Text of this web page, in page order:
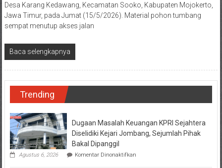
Desa Karang Kedawang, Kecamatan Sooko, Kabupaten Mojokerto,
Jawa Timur, pada Jumat (15/5/2026). Material pohon tumbang
sempat menutup akses jalan
Baca selengkapnya
Trending
Dugaan Masalah Keuangan KPRI Sejahtera
Diselidiki Kejari Jombang, Sejumlah Pihak
Bakal Dipanggil
Agustus 6, 2026 Komentar Dinonaktifkanpada